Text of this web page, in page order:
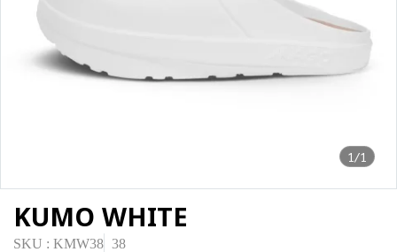
1/1
KUMO WHITE
SKU : KMW38 38